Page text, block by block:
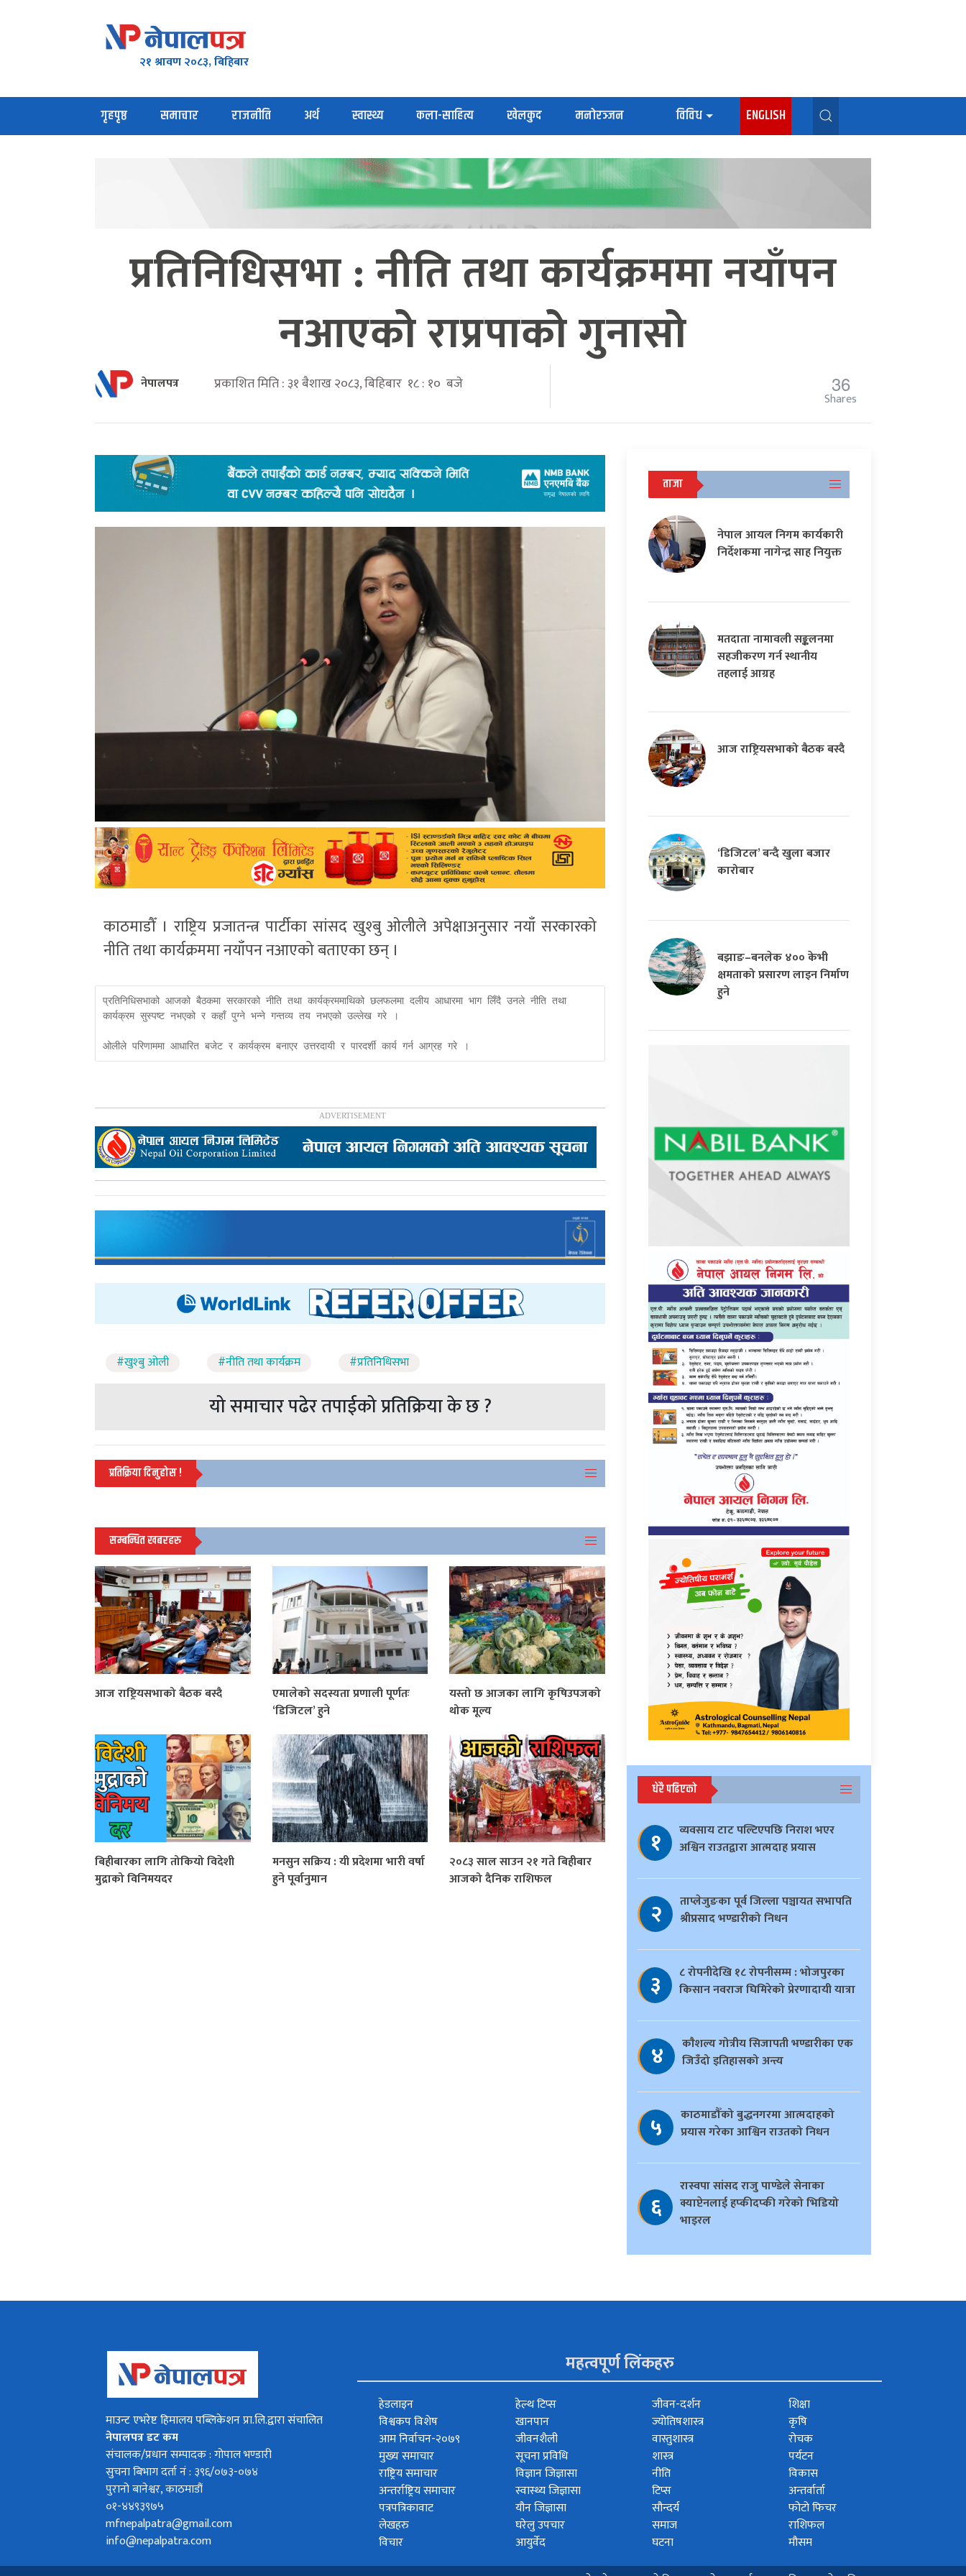
२१ श्रावण २०८३, बिहिबार
गृहपृष्ठ समाचार राजनीति अर्थ स्वास्थ्य कला-साहित्य खेलकुद मनोरञ्जन विविध ENGLISH
प्रतिनिधिसभा : नीति तथा कार्यक्रममा नयाँपन
नआएको राप्रपाको गुनासो
नेपालपत्र प्रकाशित मिति : ३१ बैशाख २०८३, बिहिबार १८ : १० बजे 36
Shares
काठमाडौँ । राष्ट्रिय प्रजातन्त्र पार्टीका सांसद खुश्बु ओलीले अपेक्षाअनुसार नयाँ सरकारको
नीति तथा कार्यक्रममा नयाँपन नआएको बताएका छन् ।
प्रतिनिधिसभाको आजको बैठकमा सरकारको नीति तथा कार्यक्रममाथिको छलफलमा दलीय आधारमा भाग लिँदै उनले नीति तथा
कार्यक्रम सुस्पष्ट नभएको र कहाँ पुग्ने भन्ने गन्तव्य तय नभएको उल्लेख गरे ।
ओलीले परिणाममा आधारित बजेट र कार्यक्रम बनाएर उत्तरदायी र पारदर्शी कार्य गर्न आग्रह गरे ।
#खुश्बु ओली #नीति तथा कार्यक्रम #प्रतिनिधिसभा
यो समाचार पढेर तपाईको प्रतिक्रिया के छ ?
प्रतिक्रिया दिनुहोस !
सम्बन्धित खबरहरु
आज राष्ट्रियसभाको बैठक बस्दै
एमालेको सदस्यता प्रणाली पूर्णतः
‘डिजिटल’ हुने
यस्तो छ आजका लागि कृषिउपजको
थोक मूल्य
बिहीबारका लागि तोकियो विदेशी
मुद्राको विनिमयदर
मनसुन सक्रिय : यी प्रदेशमा भारी वर्षा
हुने पूर्वानुमान
२०८३ साल साउन २१ गते बिहीबार
आजको दैनिक राशिफल
ताजा
नेपाल आयल निगम कार्यकारी
निर्देशकमा नागेन्द्र साह नियुक्त
मतदाता नामावली सङ्कलनमा
सहजीकरण गर्न स्थानीय
तहलाई आग्रह
आज राष्ट्रियसभाको बैठक बस्दै
‘डिजिटल’ बन्दै खुला बजार
कारोबार
बझाङ–बनलेक ४०० केभी
क्षमताको प्रसारण लाइन निर्माण
हुने
धेरै पढिएको
१
व्यवसाय टाट पल्टिएपछि निराश भएर
अश्विन राउतद्वारा आत्मदाह प्रयास
२
ताप्लेजुङका पूर्व जिल्ला पञ्चायत सभापति
श्रीप्रसाद भण्डारीको निधन
३
८ रोपनीदेखि १८ रोपनीसम्म : भोजपुरका
किसान नवराज घिमिरेको प्रेरणादायी यात्रा
४
काैशल्य गोत्रीय सिजापती भण्डारीका एक
जिउँदो इतिहासको अन्त्य
५
काठमाडौँको बुद्धनगरमा आत्मदाहको
प्रयास गरेका आश्विन राउतको निधन
६
रास्वपा सांसद राजु पाण्डेले सेनाका
क्याप्टेनलाई हप्कीदप्की गरेको भिडियो
भाइरल
माउन्ट एभरेष्ट हिमालय पब्लिकेशन प्रा.लि.द्वारा संचालित
नेपालपत्र डट कम
संचालक/प्रधान सम्पादक : गोपाल भण्डारी
सुचना बिभाग दर्ता नं : ३९६/०७३-०७४
पुरानो बानेश्वर, काठमाडौं
०१-४४९३९७५
mfnepalpatra@gmail.com
info@nepalpatra.com
महत्वपूर्ण लिंकहरु
हेडलाइन
विश्वकप विशेष
आम निर्वाचन-२०७९
मुख्य समाचार
राष्ट्रिय समाचार
अन्तर्राष्ट्रिय समाचार
पत्रपत्रिकावाट
लेखहरु
विचार
हेल्थ टिप्स
खानपान
जीवनशैली
सूचना प्रविधि
विज्ञान जिज्ञासा
स्वास्थ्य जिज्ञासा
यौन जिज्ञासा
घरेलु उपचार
आयुर्वेद
जीवन-दर्शन
ज्योतिषशास्त्र
वास्तुशास्त्र
शास्त्र
नीति
टिप्स
सौन्दर्य
समाज
घटना
शिक्षा
कृषि
रोचक
पर्यटन
विकास
अन्तर्वार्ता
फोटो फिचर
राशिफल
मौसम